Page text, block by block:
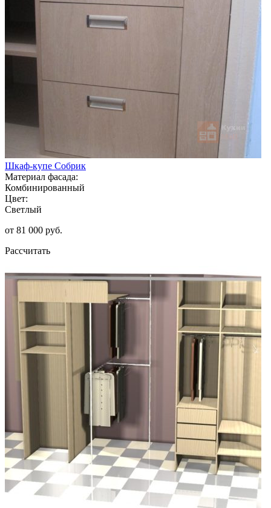
Шкаф-купе Собрик
Материал фасада:
Комбинированный
Цвет:
Светлый
от 81 000 руб.
Рассчитать